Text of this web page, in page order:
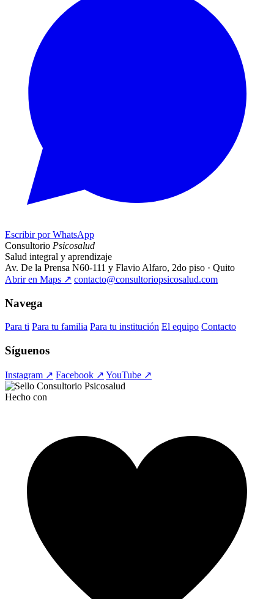
Escribir por WhatsApp
Consultorio Psicosalud
Salud integral y aprendizaje
Av. De la Prensa N60-111 y Flavio Alfaro, 2do piso · Quito
Abrir en Maps ↗ contacto@consultoriopsicosalud.com
Navega
Para ti Para tu familia Para tu institución El equipo Contacto
Síguenos
Instagram ↗ Facebook ↗ YouTube ↗
Hecho con